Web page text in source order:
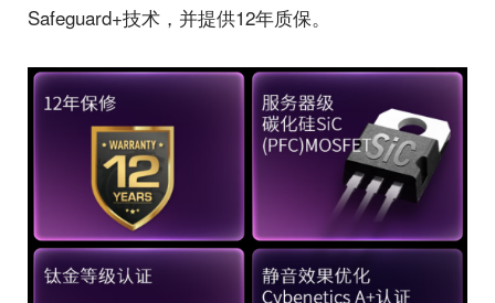
Safeguard+技术，并提供12年质保。